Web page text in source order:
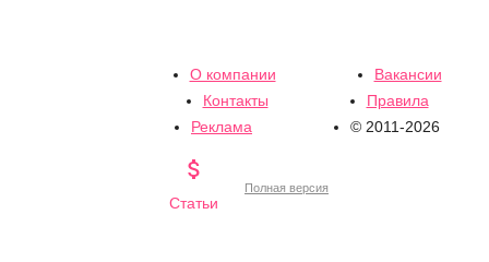
О компании
Вакансии
Контакты
Правила
Реклама
© 2011-2026

Статьи
Полная версия